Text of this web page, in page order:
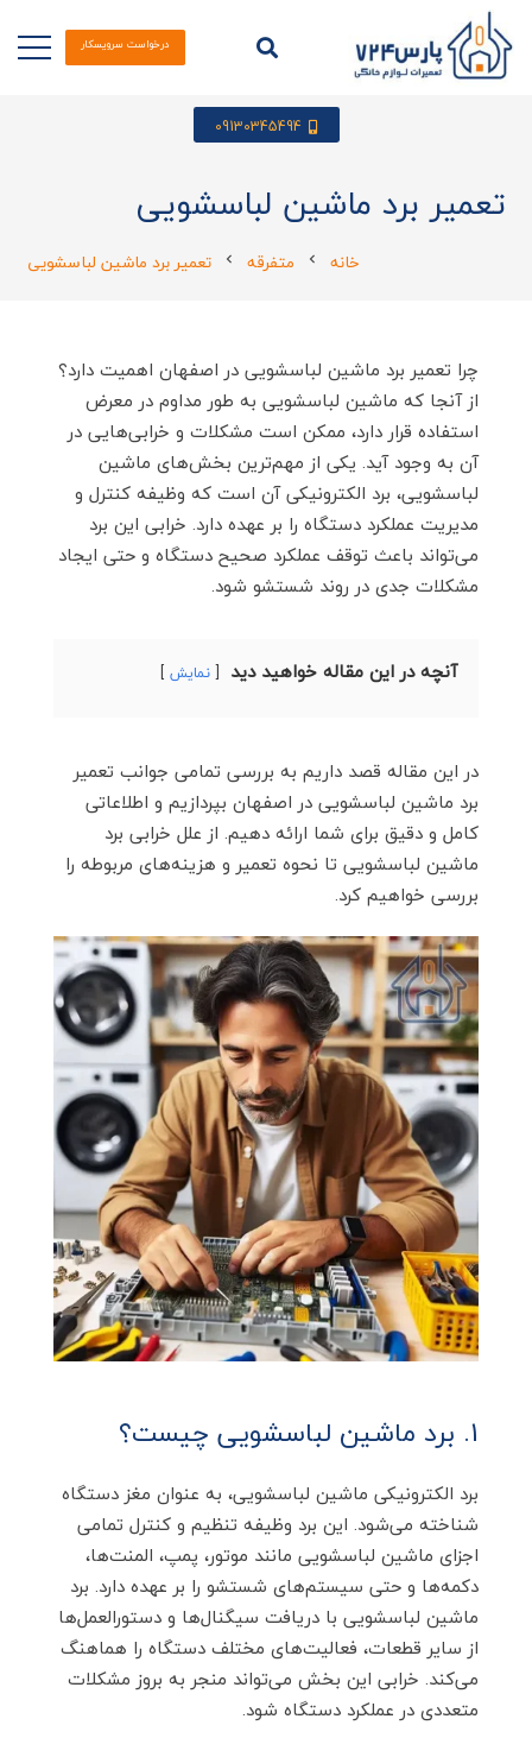
درخواست سرویسکار
09130345494
تعمیر برد ماشین لباسشویی
خانه chevron_left متفرقه chevron_left تعمیر برد ماشین لباسشویی
چرا تعمیر برد ماشین لباسشویی در اصفهان اهمیت دارد؟
از آنجا که ماشین لباسشویی به طور مداوم در معرض
استفاده قرار دارد، ممکن است مشکلات و خرابی‌هایی در
آن به وجود آید. یکی از مهم‌ترین بخش‌های ماشین
لباسشویی، برد الکترونیکی آن است که وظیفه کنترل و
مدیریت عملکرد دستگاه را بر عهده دارد. خرابی این برد
می‌تواند باعث توقف عملکرد صحیح دستگاه و حتی ایجاد
مشکلات جدی در روند شستشو شود.
آنچه در این مقاله خواهید دید نمایش
در این مقاله قصد داریم به بررسی تمامی جوانب تعمیر
برد ماشین لباسشویی در اصفهان بپردازیم و اطلاعاتی
کامل و دقیق برای شما ارائه دهیم. از علل خرابی برد
ماشین لباسشویی تا نحوه تعمیر و هزینه‌های مربوطه را
بررسی خواهیم کرد.
1. برد ماشین لباسشویی چیست؟
برد الکترونیکی ماشین لباسشویی، به عنوان مغز دستگاه
شناخته می‌شود. این برد وظیفه تنظیم و کنترل تمامی
اجزای ماشین لباسشویی مانند موتور، پمپ، المنت‌ها،
دکمه‌ها و حتی سیستم‌های شستشو را بر عهده دارد. برد
ماشین لباسشویی با دریافت سیگنال‌ها و دستورالعمل‌ها
از سایر قطعات، فعالیت‌های مختلف دستگاه را هماهنگ
می‌کند. خرابی این بخش می‌تواند منجر به بروز مشکلات
متعددی در عملکرد دستگاه شود.